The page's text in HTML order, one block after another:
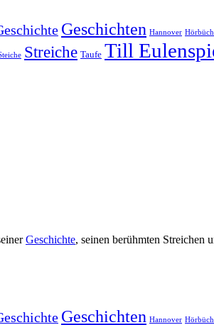
Geschichten Hannover
Streiche Taufe Till
Geschichte, seinen berühmten Streichen
Geschichten Hannover